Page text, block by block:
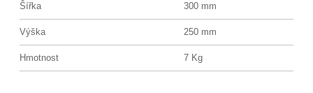
Šířka 300 mm
Výška 250 mm
Hmotnost 7 Kg